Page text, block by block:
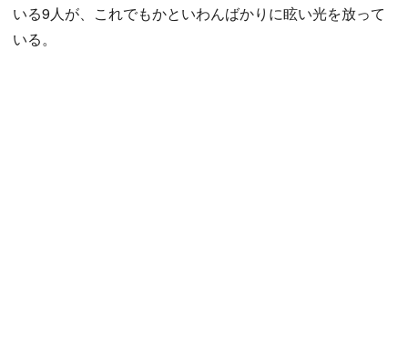
いる9人が、これでもかといわんばかりに眩い光を放って
いる。